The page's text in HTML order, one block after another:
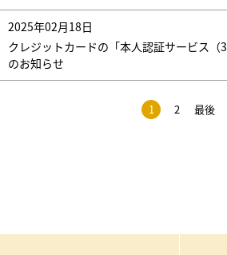
2025年02月18日
クレジットカードの「本人認証サービス（
のお知らせ
1 2 最後